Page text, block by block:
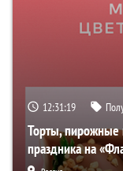
12:31:18
Торты, пирожные
праздника на